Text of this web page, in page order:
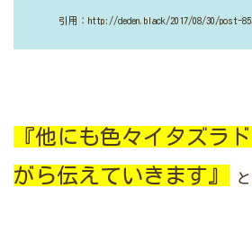
引用：http://deden.black/2017/08/30/post-
『他にも色々イタズラ
がら伝えていきます』